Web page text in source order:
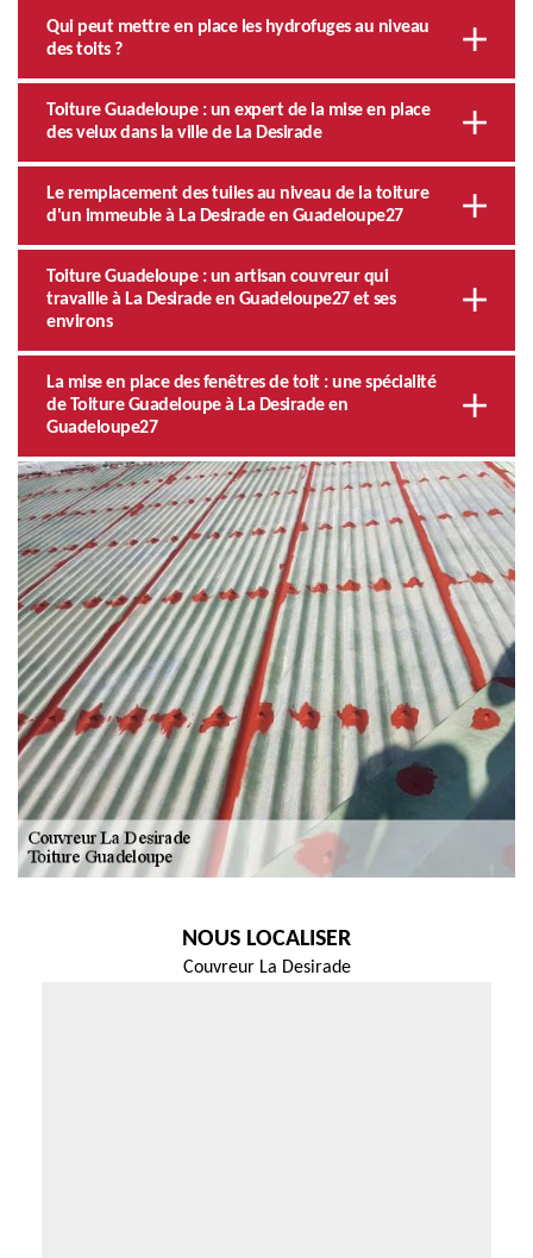
Qui peut mettre en place les hydrofuges au niveau
des toits ?
Toiture Guadeloupe : un expert de la mise en place
des velux dans la ville de La Desirade
Le remplacement des tuiles au niveau de la toiture
d'un immeuble à La Desirade en Guadeloupe27
Toiture Guadeloupe : un artisan couvreur qui
travaille à La Desirade en Guadeloupe27 et ses
environs
La mise en place des fenêtres de toit : une spécialité
de Toiture Guadeloupe à La Desirade en
Guadeloupe27
NOUS LOCALISER
Couvreur La Desirade